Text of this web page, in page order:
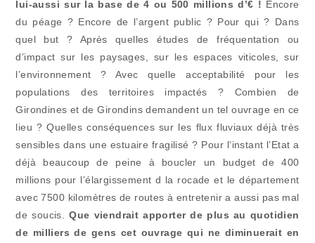
lui-aussi sur la base de 4 ou 500 millions d’€ ! Encore
du péage ? Encore de l’argent public ? Pour qui ? Dans
quel but ? Après quelles études de fréquentation ou
d’impact sur les paysages, sur les espaces viticoles, sur
l’environnement ? Avec quelle acceptabilité pour les
populations des territoires impactés ? Combien de
Girondines et de Girondins demandent un tel ouvrage en ce
lieu ? Quelles conséquences sur les flux fluviaux déjà très
sensibles dans une estuaire fragilisé ? Pour l’instant l’Etat a
déjà beaucoup de peine à boucler un budget de 400
millions pour l’élargissement d la rocade et le département
avec 7500 kilomètres de routes à entretenir a aussi pas mal
de soucis.Que viendrait apporter de plus au quotidien
de milliers de gens cet ouvrage qui ne diminuerait en